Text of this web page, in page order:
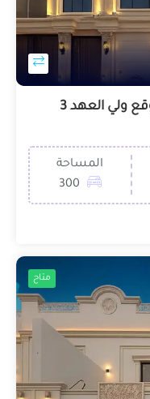
المساحة
300
متاح